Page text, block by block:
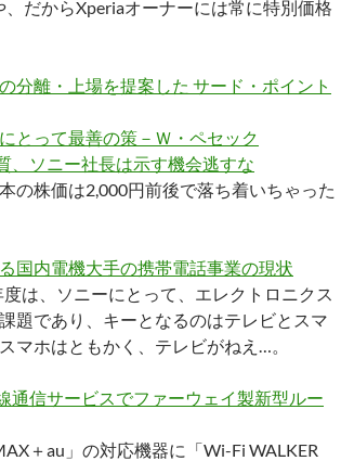
だからXperiaオーナーには常に特別価格
分離・上場を提案した サード・ポイント
とって最善の策－Ｗ・ペセック
、ソニー社長は示す機会逃すな
の株価は2,000円前後で落ち着いちゃった
国内電機大手の携帯電話事業の現状
は、ソニーにとって、エレクトロニクス
題であり、キーとなるのはテレビとスマ
マホはともかく、テレビがねえ…。
通信サービスでファーウェイ製新型ルー
＋au」の対応機器に「Wi-Fi WALKER